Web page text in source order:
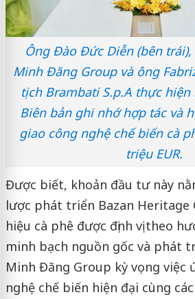
Ông Đào Đức Diễn (bên
Minh Đăng Group và ông
tịch Brambati S.p.A thực
Biên bản ghi nhớ hợp tác và
giao công nghệ chế biến cà
triệu EUR.
Được biết, khoản đầu tư này
lược phát triển Bazan Heritage
hiệu cà phê được định vị theo
minh bạch nguồn gốc và phát
Minh Đăng Group kỳ vọng việc
nghệ chế biến hiện đại cùng